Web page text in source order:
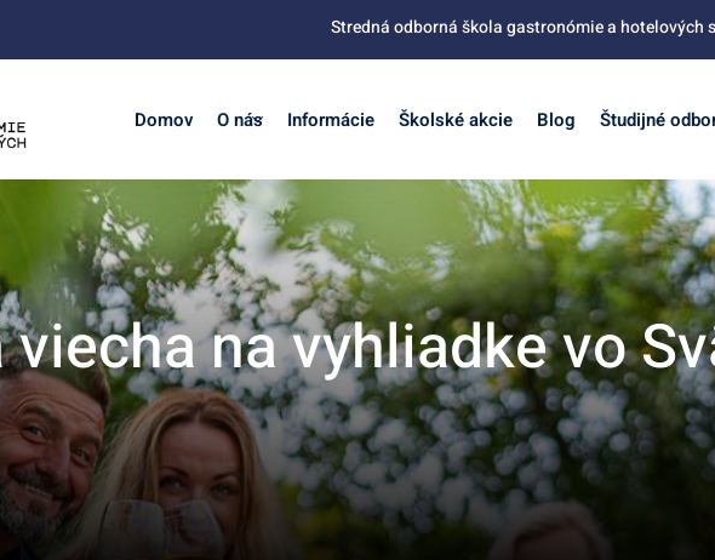
Stredná odborná škola gastronómie a hotelových
Domov O nás Informácie Školské akcie Blog Študijné
viecha na vyhliadke vo